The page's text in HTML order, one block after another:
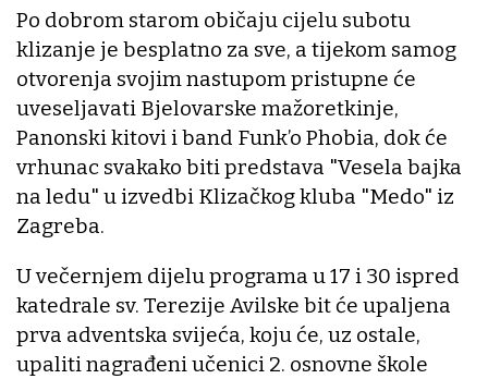
Po dobrom starom običaju cijelu subotu
klizanje je besplatno za sve, a tijekom samog
otvorenja svojim nastupom pristupne će
uveseljavati Bjelovarske mažoretkinje,
Panonski kitovi i band Funk’o Phobia, dok će
vrhunac svakako biti predstava "Vesela bajka
na ledu" u izvedbi Klizačkog kluba "Medo" iz
Zagreba.
U večernjem dijelu programa u 17 i 30 ispred
katedrale sv. Terezije Avilske bit će upaljena
prva adventska svijeća, koju će, uz ostale,
upaliti nagrađeni učenici 2. osnovne škole